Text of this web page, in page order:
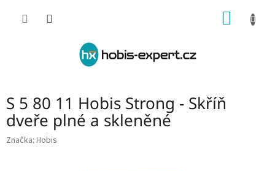
S 5 80 11 Hobis Strong - Skříň
dveře plné a skleněné
Značka: Hobis